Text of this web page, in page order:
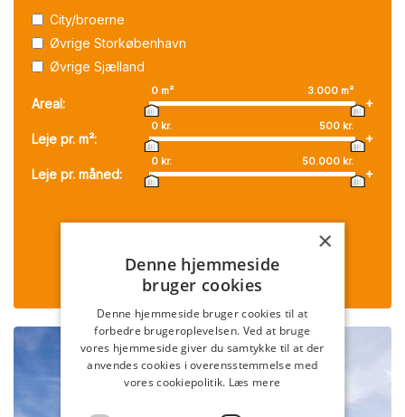
City/broerne
Øvrige Storkøbenhavn
Øvrige Sjælland
Areal:
0 m² 3.000 m²
+
Leje pr. m²:
0 kr. 500 kr.
+
Leje pr. måned:
0 kr. 50.000 kr.
+
×
Denne hjemmeside
bruger cookies
Denne hjemmeside bruger cookies til at
forbedre brugeroplevelsen. Ved at bruge
vores hjemmeside giver du samtykke til at der
anvendes cookies i overensstemmelse med
vores cookiepolitik. Læs mere